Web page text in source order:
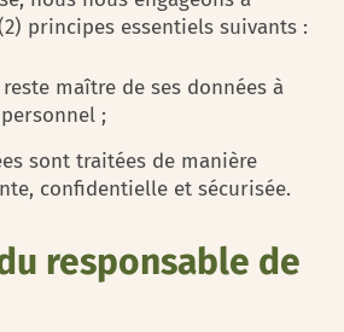
principes essentiels suivants :
maître de ses données à
;
sont traitées de manière
confidentielle et sécurisée.
responsable de